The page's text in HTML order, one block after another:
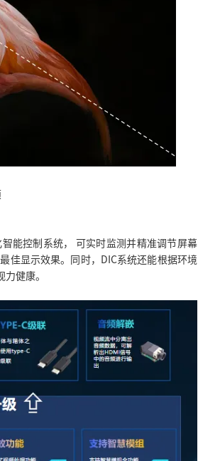
能控制系统， 可实时监测并精准调节屏幕
佳显示效果。同时，DIC系统还能根据环境
健康。